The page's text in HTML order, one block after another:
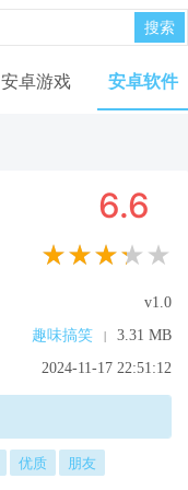
搜索
安卓游戏 安卓软件
6.6
★★★★★
v1.0
趣味搞笑
|
3.31 MB
2024-11-17 22:51:12
优质 朋友